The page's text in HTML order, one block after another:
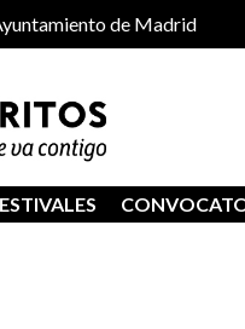
de Madrid